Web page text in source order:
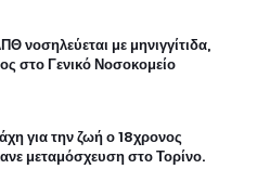
νοσηλεύεται με μηνιγγίτιδα,
στο Γενικό Νοσοκομείο
για την ζωή ο 18χρονος
μεταμόσχευση στο Τορίνο.